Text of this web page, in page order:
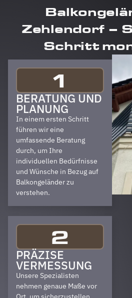
Zehlendorf –
Schritt
1
BERATUNG UND
PLANUNG
In einem ersten Schritt
führen wir eine
umfassende Beratung
durch, um Ihre
individuellen Bedürfnisse
und Wünsche in Bezug auf
Balkongeländer zu
verstehen.
2
PRÄZISE
VERMESSUNG
Unsere Spezialisten
nehmen genaue Maße vor